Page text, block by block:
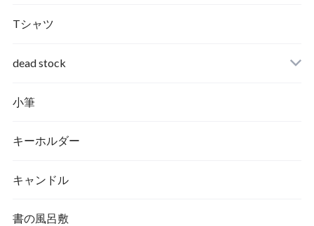
Tシャツ
dead stock
小筆
キーホルダー
キャンドル
書の風呂敷